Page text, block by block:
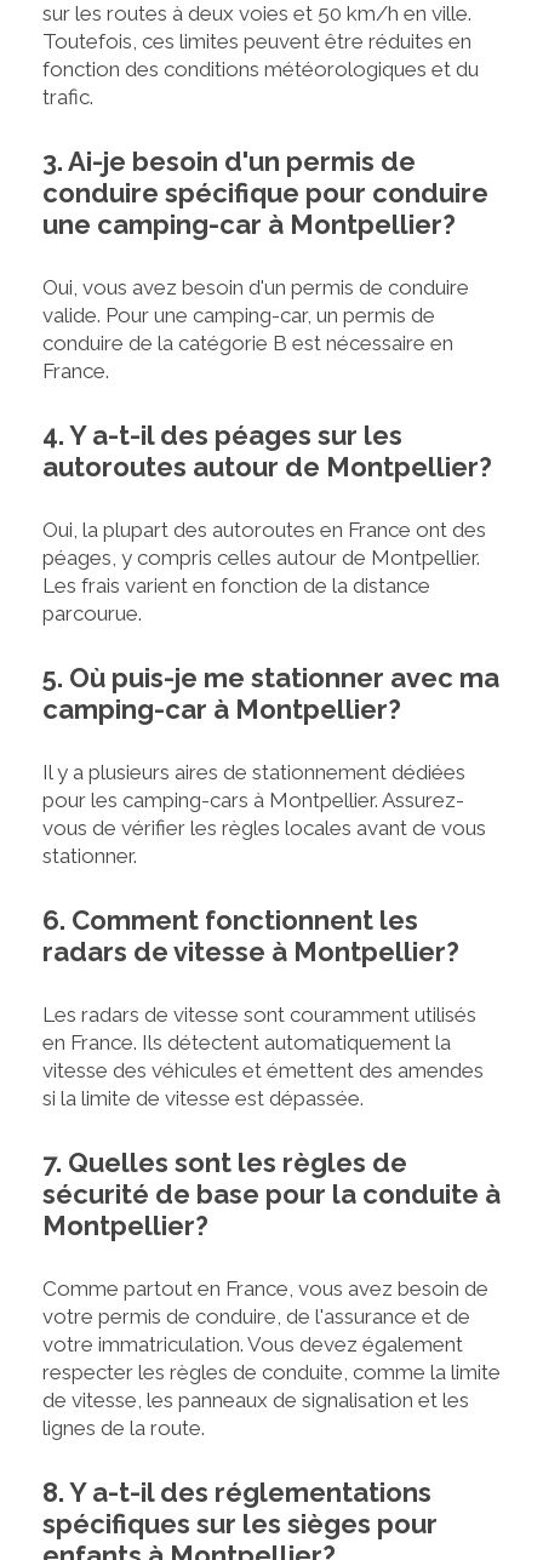
sur les routes à deux voies et 50 km/h en ville.
Toutefois, ces limites peuvent être réduites en
fonction des conditions météorologiques et du
trafic.
3. Ai-je besoin d'un permis de
conduire spécifique pour conduire
une camping-car à Montpellier?
Oui, vous avez besoin d'un permis de conduire
valide. Pour une camping-car, un permis de
conduire de la catégorie B est nécessaire en
France.
4. Y a-t-il des péages sur les
autoroutes autour de Montpellier?
Oui, la plupart des autoroutes en France ont des
péages, y compris celles autour de Montpellier.
Les frais varient en fonction de la distance
parcourue.
5. Où puis-je me stationner avec ma
camping-car à Montpellier?
Il y a plusieurs aires de stationnement dédiées
pour les camping-cars à Montpellier. Assurez-
vous de vérifier les règles locales avant de vous
stationner.
6. Comment fonctionnent les
radars de vitesse à Montpellier?
Les radars de vitesse sont couramment utilisés
en France. Ils détectent automatiquement la
vitesse des véhicules et émettent des amendes
si la limite de vitesse est dépassée.
7. Quelles sont les règles de
sécurité de base pour la conduite à
Montpellier?
Comme partout en France, vous avez besoin de
votre permis de conduire, de l'assurance et de
votre immatriculation. Vous devez également
respecter les règles de conduite, comme la limite
de vitesse, les panneaux de signalisation et les
lignes de la route.
8. Y a-t-il des réglementations
spécifiques sur les sièges pour